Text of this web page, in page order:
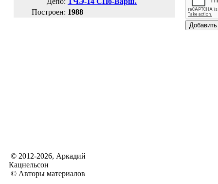
Построен: 1988
© 2012-2026, Аркадий
Кацнельсон
© Авторы материалов